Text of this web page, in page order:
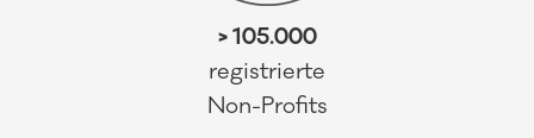
> 105.000
registrierte
Non-Profits